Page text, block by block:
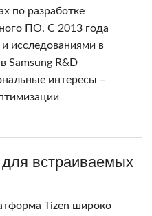
по разработке
ПО. С 2013 года
и исследованиями в
Samsung R&D
интересы –
встраиваемых
Tizen широко